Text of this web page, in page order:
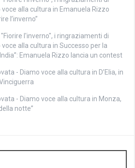
voce alla cultura in Emanuela Rizzo
l’inverno”
l'inverno", i ringraziamenti di
voce alla cultura in Successo per la
Emanuela Rizzo lancia un contest
- Diamo voce alla cultura in D’Elia, in
- Diamo voce alla cultura in Monza,
notte”